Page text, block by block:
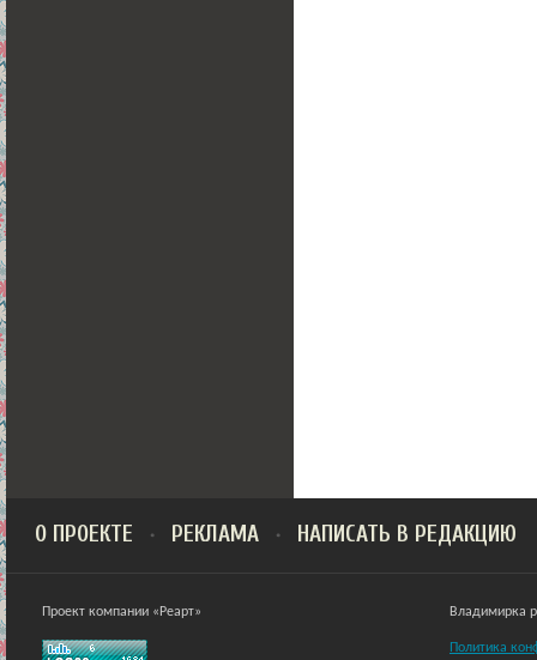
О ПРОЕКТЕ РЕКЛАМА НАПИСАТЬ В РЕДАКЦИЮ
Проект компании «Реарт» Владимирка
Политика